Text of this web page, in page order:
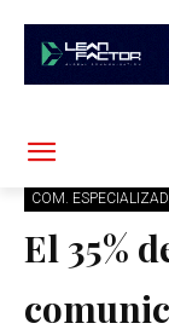
COM.
El 35%